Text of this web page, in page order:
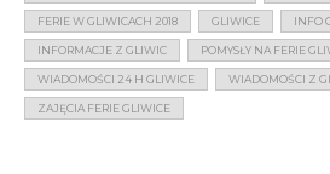
FERIE W GLIWICACH 2018 GLIWICE INFO
INFORMACJE Z GLIWIC POMYSŁY NA FERIE
WIADOMOŚCI 24 H GLIWICE WIADOMOŚCI Z
ZAJĘCIA FERIE GLIWICE